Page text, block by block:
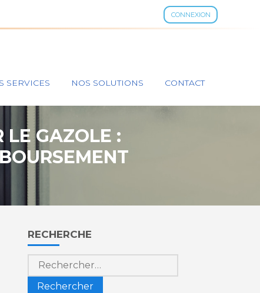
CONNEXION
SERVICES NOS SOLUTIONS CONTACT
LE GAZOLE :
Blog
sidebar
RECHERCHE
Rechercher :